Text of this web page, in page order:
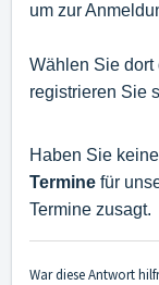
um zur
Wählen Sie dort
registrieren Sie
Haben Sie
Termine für
Termine zusagt.
War diese Antwort